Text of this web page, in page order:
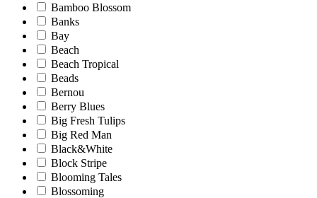
Bamboo Blossom
Banks
Bay
Beach
Beach Tropical
Beads
Bernou
Berry Blues
Big Fresh Tulips
Big Red Man
Black&White
Block Stripe
Blooming Tales
Blossoming